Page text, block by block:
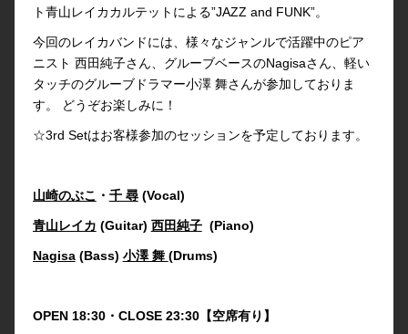
ト青山レイカカルテットによる”JAZZ and FUNK”。
今回のレイカバンドには、様々なジャンルで活躍中のピア
ニスト 西田純子さん、グルーブベースのNagisaさん、軽い
タッチのグルーブドラマー小澤 舞さんが参加しておりま
す。 どうぞお楽しみに！
☆3rd Setはお客様参加のセッションを予定しております。
山崎のぶこ ・ 千 尋(Vocal)
青山レイカ (Guitar) 西田純子(Piano)
Nagisa(Bass) 小澤 舞 (Drums)
OPEN 18:30・CLOSE 23:30【空席有り】